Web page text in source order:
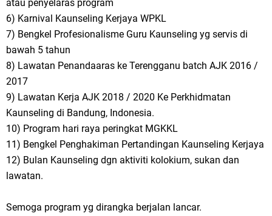
atau penyelaras program
6) Karnival Kaunseling Kerjaya WPKL
7) Bengkel Profesionalisme Guru Kaunseling yg servis di
bawah 5 tahun
8) Lawatan Penandaaras ke Terengganu batch AJK 2016 /
2017
9) Lawatan Kerja AJK 2018 / 2020 Ke Perkhidmatan
Kaunseling di Bandung, Indonesia.
10) Program hari raya peringkat MGKKL
11) Bengkel Penghakiman Pertandingan Kaunseling Kerjaya
12) Bulan Kaunseling dgn aktiviti kolokium, sukan dan
lawatan.
Semoga program yg dirangka berjalan lancar.